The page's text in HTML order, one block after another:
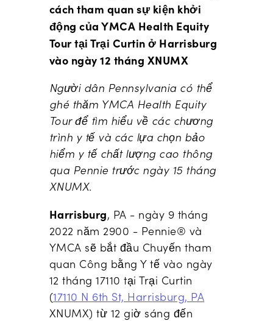
cách tham quan sự kiện khởi
động của YMCA Health Equity
Tour tại Trại Curtin ở Harrisburg
vào ngày 12 tháng XNUMX
Người dân Pennsylvania có thể
ghé thăm YMCA Health Equity
Tour để tìm hiểu về các chương
trình y tế và các lựa chọn bảo
hiểm y tế chất lượng cao thông
qua Pennie trước ngày 15 tháng
XNUMX.
Harrisburg, PA - ngày 9 tháng
2022 năm 2900 - Pennie® và
YMCA sẽ bắt đầu Chuyến tham
quan Công bằng Y tế vào ngày
12 tháng 17110 tại Trại Curtin
(17110 N 6th St, Harrisburg, PA
XNUMX) từ 12 giờ sáng đến